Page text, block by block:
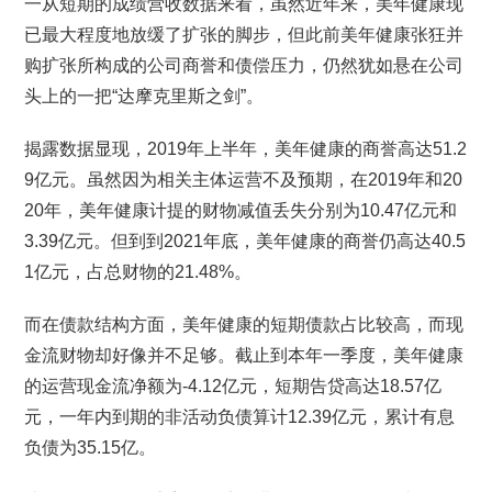
一从短期的成绩营收数据来看，虽然近年来，美年健康现
已最大程度地放缓了扩张的脚步，但此前美年健康张狂并
购扩张所构成的公司商誉和债偿压力，仍然犹如悬在公司
头上的一把“达摩克里斯之剑”。
揭露数据显现，2019年上半年，美年健康的商誉高达51.2
9亿元。虽然因为相关主体运营不及预期，在2019年和20
20年，美年健康计提的财物减值丢失分别为10.47亿元和
3.39亿元。但到到2021年底，美年健康的商誉仍高达40.5
1亿元，占总财物的21.48%。
而在债款结构方面，美年健康的短期债款占比较高，而现
金流财物却好像并不足够。截止到本年一季度，美年健康
的运营现金流净额为-4.12亿元，短期告贷高达18.57亿
元，一年内到期的非活动负债算计12.39亿元，累计有息
负债为35.15亿。